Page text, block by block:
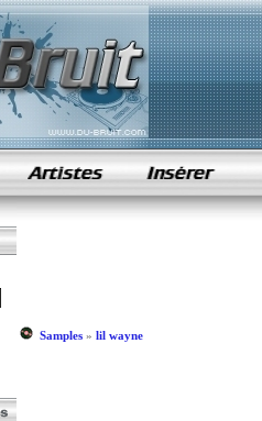
samples de rap
Samples» lil wayne